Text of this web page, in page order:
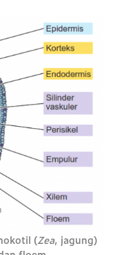
(Zea, jagung)